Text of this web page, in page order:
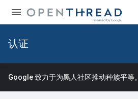
认证
Google 致力于为黑人社区推动种族平等。